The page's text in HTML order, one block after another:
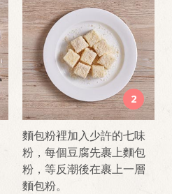
2
麵包粉裡加入少許的七味
粉，每個豆腐先裹上麵包
粉，等反潮後在裹上一層
麵包粉。